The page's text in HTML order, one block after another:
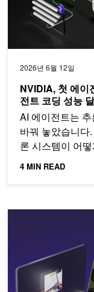
2026년 6월 12일
NVIDIA, 첫 에이
전트 코딩 성능
AI 에이전트는
바꿔 놓았습니다
론 시스템이 어
4 MIN READ
Mistral 및 Mixtral 모